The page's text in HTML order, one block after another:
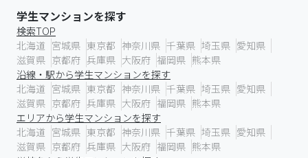
学生マンションを探す
検索TOP
北海道 宮城県 東京都 神奈川県 千葉県 埼玉県 愛知県
滋賀県 京都府 兵庫県 大阪府 福岡県 熊本県
沿線・駅から学生マンションを探す
北海道 宮城県 東京都 神奈川県 千葉県 埼玉県 愛知県
滋賀県 京都府 兵庫県 大阪府 福岡県 熊本県
エリアから学生マンションを探す
北海道 宮城県 東京都 神奈川県 千葉県 埼玉県 愛知県
滋賀県 京都府 兵庫県 大阪府 福岡県 熊本県